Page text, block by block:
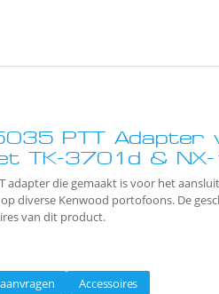
PTT Adapter
TK-3701d &
adapter die gemaakt is voor het
diverse Kenwood portofoons. De
van dit product.
Accessoires